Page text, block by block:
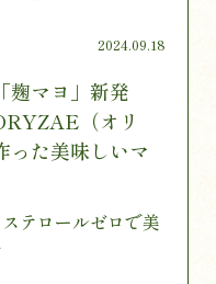
2024.09.18
麹マヨ」新発
（オリ
った美味しいマ
テロールゼロで美